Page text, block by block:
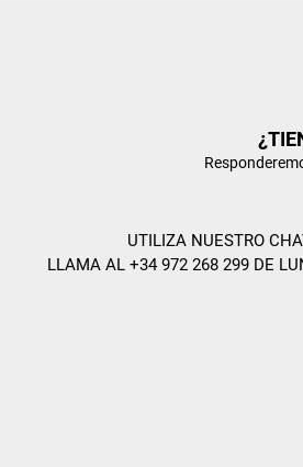
UTILIZA NUESTRO
LLAMA AL +34 972 268 299 DE